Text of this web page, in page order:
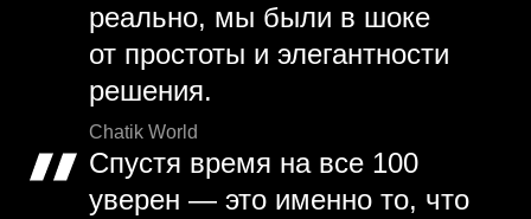
реально, мы были в шоке
от простоты и элегантности
решения.
Chatik World
Спустя время на все 100
уверен — это именно то, что